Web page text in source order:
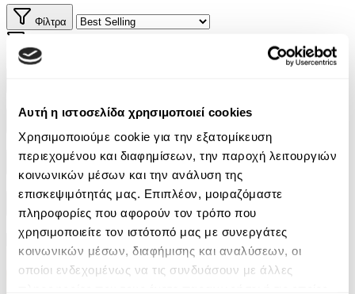
Αυτή η ιστοσελίδα χρησιμοποιεί cookies
Χρησιμοποιούμε cookie για την εξατομίκευση
περιεχομένου και διαφημίσεων, την παροχή λειτουργιών
κοινωνικών μέσων και την ανάλυση της
επισκεψιμότητάς μας. Επιπλέον, μοιραζόμαστε
πληροφορίες που αφορούν τον τρόπο που
χρησιμοποιείτε τον ιστότοπό μας με συνεργάτες
κοινωνικών μέσων, διαφήμισης και αναλύσεων, οι
οποίοι ενδεχομένως να τις συνδυάσουν με άλλες
Φίλτρα
Φίλτρα
Εκδοτικοί οίκοι